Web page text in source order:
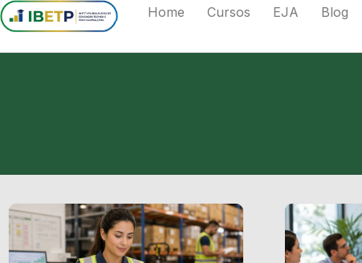
Home Cursos EJA Blog